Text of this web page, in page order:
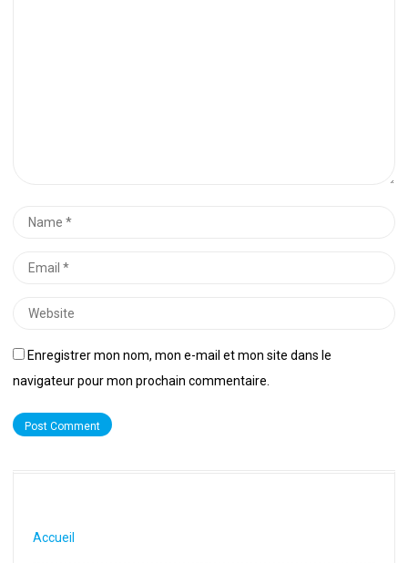
Name
Email
Website
Enregistrer mon nom, mon e-mail et mon site dans le
navigateur pour mon prochain commentaire.
Accueil